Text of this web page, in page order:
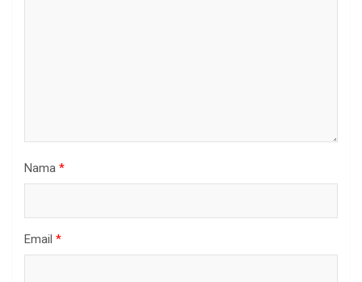
Nama *
Email *